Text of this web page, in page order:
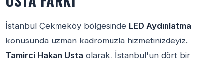
İstanbul Çekmeköy bölgesinde LED Aydınlatma
konusunda uzman kadromuzla hizmetinizdeyiz.
Tamirci Hakan Usta olarak, İstanbul'un dört bir